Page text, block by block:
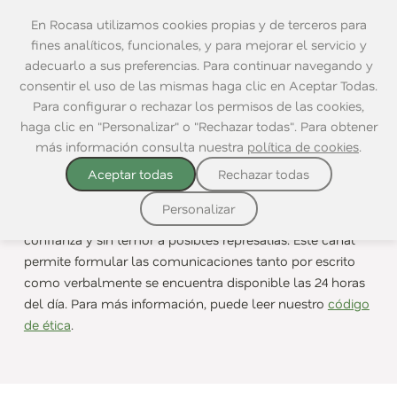
En Rocasa utilizamos cookies propias y de terceros para
fines analíticos, funcionales, y para mejorar el servicio y
adecuarlo a sus preferencias. Para continuar navegando y
consentir el uso de las mismas haga clic en Aceptar Todas.
Para configurar o rechazar los permisos de las cookies,
haga clic en "Personalizar" o "Rechazar todas". Para obtener
más información consulta nuestra política de cookies.
Aceptar todas
Rechazar todas
Personalizar
Canal Ético
El Canal de Ética y Cumplimiento de Rocasa es un canal
confidencial para plantear preguntas o comunicar
posibles incumplimientos del Código de Ética y
Conducta de Rocasa, irregularidades o ilícitos, con total
confianza y sin temor a posibles represalias. Este canal
permite formular las comunicaciones tanto por escrito
como verbalmente se encuentra disponible las 24 horas
del día. Para más información, puede leer nuestro código
de ética.